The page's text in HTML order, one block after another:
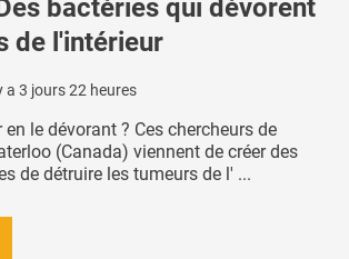
bactéries qui dévorent
de l'intérieur
a 3 jours 22 heures
le dévorant ? Ces chercheurs de
(Canada) viennent de créer des
de détruire les tumeurs de l' ...